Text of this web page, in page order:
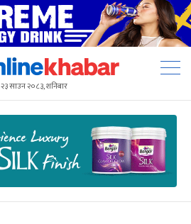
२३ साउन २०८३, शनिबार